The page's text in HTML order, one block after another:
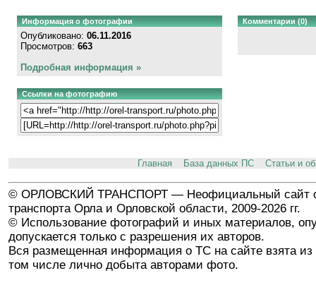
Информация о фотографии
Опубликовано: 06.11.2016
Просмотров: 663
Подробная информация »
Ссылки на фотографию
Комментарии (0)
Главная База данных ПС Статьи и
© ОРЛОВСКИЙ ТРАНСПОРТ — Неофициальный сайт
транспорта Орла и Орловской области, 2009-2026 гг.
© Использование фотографий и иных материалов,
допускается только с разрешения их авторов.
Вся размещенная информация о ТС на сайте взята из
том числе лично добыта авторами фото.